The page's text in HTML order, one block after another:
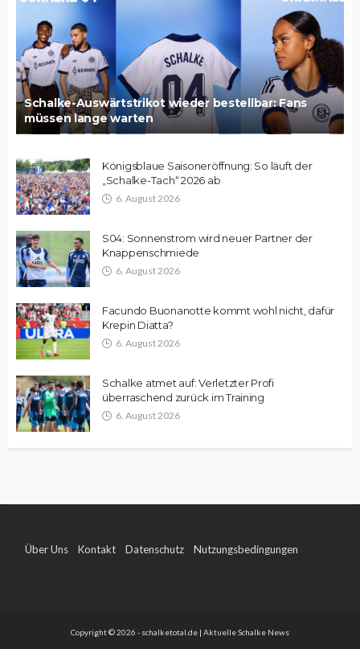
Schalke-Auswärtstrikot wieder bestellbar: Fans
müssen lange warten
Königsblaue Saisoneröffnung: So läuft der
„Schalke-Tach“ 2026 ab
6. August 2026
S04: Sonnenstrom wird neuer Partner der
Knappenschmiede
6. August 2026
Facundo Buonanotte kommt wohl nicht, dafür
Krepin Diatta?
6. August 2026
Schalke atmet auf: Verletzter Profi
überraschend zurück im Training
6. August 2026
Über Uns Kontakt Datenschutz Nutzungsbedingungen
Copyright © 2026 - schalketotal.de | Aktuelle Schalke News